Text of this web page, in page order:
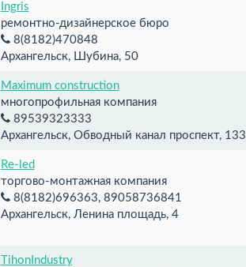
Ingris
ремонтно-дизайнерское бюро
8(8182)470848
Архангельск, Шубина, 50
Maximum construction
многопрофильная компания
89539323333
Архангельск, Обводный канал проспект, 133
Re-led
торгово-монтажная компания
8(8182)696363, 89058736841
Архангельск, Ленина площадь, 4
TihonIndustry